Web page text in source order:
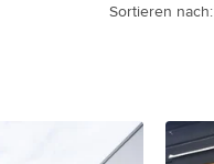
Sortieren nach: